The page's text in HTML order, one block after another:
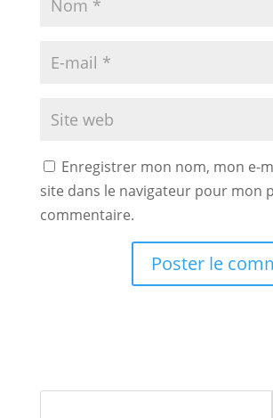
Enregistrer mon nom, mon e-
site dans le navigateur pour mon
commentaire.